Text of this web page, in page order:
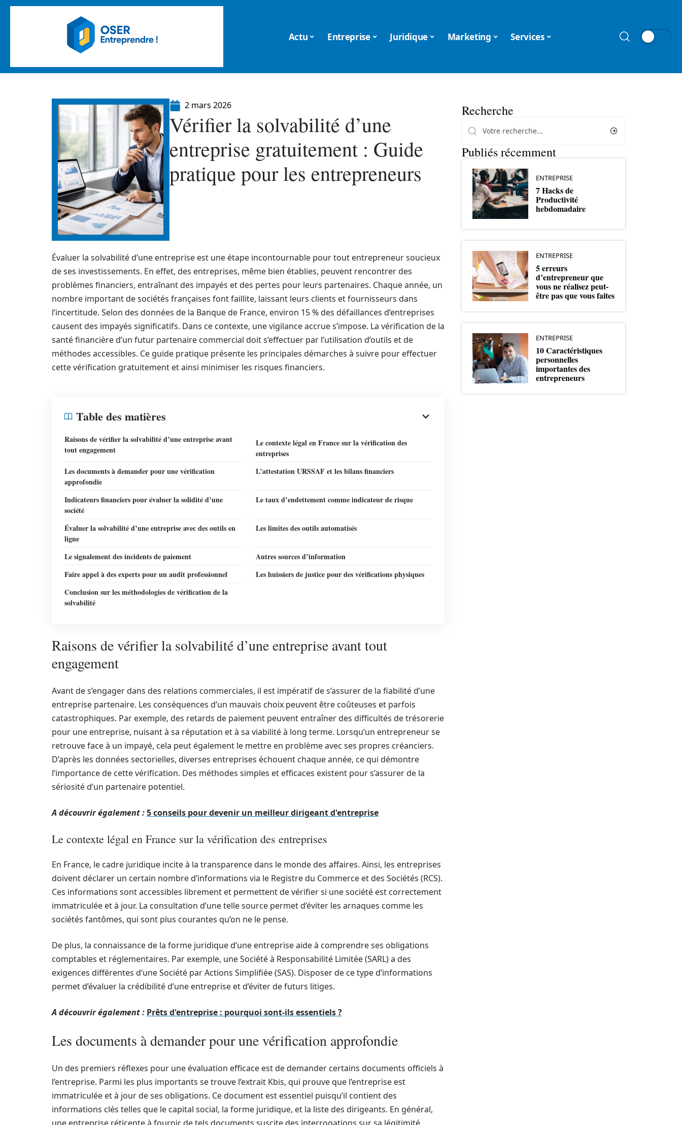
Actu Entreprise Juridique Marketing Services
2 mars 2026
Vérifier la solvabilité d’une
entreprise gratuitement : Guide
pratique pour les entrepreneurs
Évaluer la solvabilité d’une entreprise est une étape incontournable pour tout entrepreneur soucieux
de ses investissements. En effet, des entreprises, même bien établies, peuvent rencontrer des
problèmes financiers, entraînant des impayés et des pertes pour leurs partenaires. Chaque année, un
nombre important de sociétés françaises font faillite, laissant leurs clients et fournisseurs dans
l’incertitude. Selon des données de la Banque de France, environ 15 % des défaillances d’entreprises
causent des impayés significatifs. Dans ce contexte, une vigilance accrue s’impose. La vérification de la
santé financière d’un futur partenaire commercial doit s’effectuer par l’utilisation d’outils et de
méthodes accessibles. Ce guide pratique présente les principales démarches à suivre pour effectuer
cette vérification gratuitement et ainsi minimiser les risques financiers.
Table des matières
Raisons de vérifier la solvabilité d’une entreprise avant
tout engagement
Le contexte légal en France sur la vérification des
entreprises
Les documents à demander pour une vérification
approfondie
L’attestation URSSAF et les bilans financiers
Indicateurs financiers pour évaluer la solidité d’une
société
Le taux d’endettement comme indicateur de risque
Évaluer la solvabilité d’une entreprise avec des outils en
ligne
Les limites des outils automatisés
Le signalement des incidents de paiement
Autres sources d’information
Faire appel à des experts pour un audit professionnel
Les huissiers de justice pour des vérifications physiques
Conclusion sur les méthodologies de vérification de la
solvabilité
Raisons de vérifier la solvabilité d’une entreprise avant tout
engagement
Avant de s’engager dans des relations commerciales, il est impératif de s’assurer de la fiabilité d’une
entreprise partenaire. Les conséquences d’un mauvais choix peuvent être coûteuses et parfois
catastrophiques. Par exemple, des retards de paiement peuvent entraîner des difficultés de trésorerie
pour une entreprise, nuisant à sa réputation et à sa viabilité à long terme. Lorsqu’un entrepreneur se
retrouve face à un impayé, cela peut également le mettre en problème avec ses propres créanciers.
D’après les données sectorielles, diverses entreprises échouent chaque année, ce qui démontre
l’importance de cette vérification. Des méthodes simples et efficaces existent pour s’assurer de la
sériosité d’un partenaire potentiel.
A découvrir également :5 conseils pour devenir un meilleur dirigeant d'entreprise
Le contexte légal en France sur la vérification des entreprises
En France, le cadre juridique incite à la transparence dans le monde des affaires. Ainsi, les entreprises
doivent déclarer un certain nombre d’informations via le Registre du Commerce et des Sociétés (RCS).
Ces informations sont accessibles librement et permettent de vérifier si une société est correctement
immatriculée et à jour. La consultation d’une telle source permet d’éviter les arnaques comme les
sociétés fantômes, qui sont plus courantes qu’on ne le pense.
De plus, la connaissance de la forme juridique d’une entreprise aide à comprendre ses obligations
comptables et réglementaires. Par exemple, une Société à Responsabilité Limitée (SARL) a des
exigences différentes d’une Société par Actions Simplifiée (SAS). Disposer de ce type d’informations
permet d’évaluer la crédibilité d’une entreprise et d’éviter de futurs litiges.
A découvrir également : Prêts d'entreprise : pourquoi sont-ils essentiels ?
Les documents à demander pour une vérification approfondie
Un des premiers réflexes pour une évaluation efficace est de demander certains documents officiels à
l’entreprise. Parmi les plus importants se trouve l’extrait Kbis, qui prouve que l’entreprise est
immatriculée et à jour de ses obligations. Ce document est essentiel puisqu’il contient des
informations clés telles que le capital social, la forme juridique, et la liste des dirigeants. En général,
Recherche
Publiés récemment
ENTREPRISE
7 Hacks de
Productivité
hebdomadaire
ENTREPRISE
5 erreurs
d’entrepreneur que
vous ne réalisez peut-
être pas que vous faites
ENTREPRISE
10 Caractéristiques
personnelles
importantes des
entrepreneurs